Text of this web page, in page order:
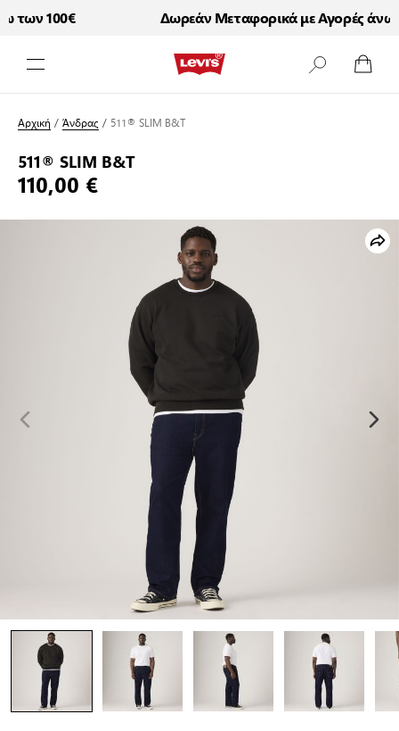
100€ Δωρεάν Μεταφορικά με Αγορές άνω
Αρχική /Άνδρας / 511® SLIM B&T
511® SLIM B&T
110,00 €